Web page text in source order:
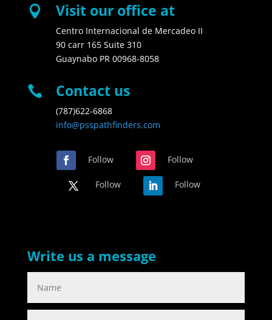
 Visit our office at
Centro Internacional de Mercadeo II
90 carr 165 Suite 310
Guaynabo PR 00968-8058
 Contact us
(787)622-6868
info@psspathfinders.com
Follow Follow
Follow Follow
Write us a message